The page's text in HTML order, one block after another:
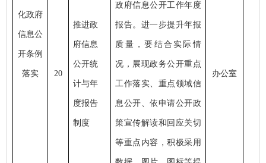
化政府
信息公
开条例
落实 20
推进政
府信息
公开统
计与年
度报告
制度
政府信息公开工作年度
报告。进一步提升年报
质量，要结合实际情
况，展现政务公开重点
工作落实、重点领域信
息公开、依申请公开政
策宣传解读和回应关切
等重点内容，积极采用
办公室